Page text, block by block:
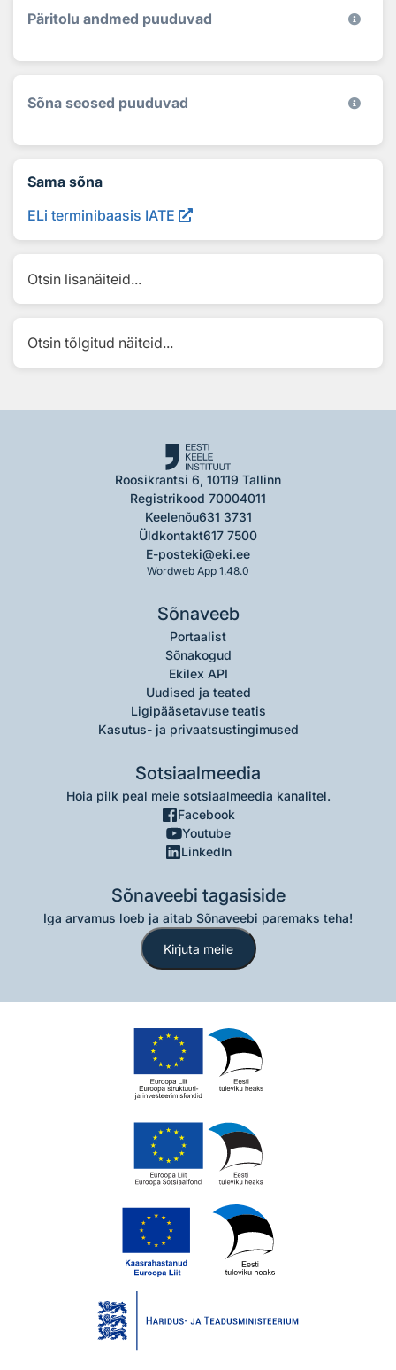
Päritolu andmed puuduvad
Sõna seosed puuduvad
Sama sõna
ELi terminibaasis IATE
Otsin lisanäiteid...
Otsin tõlgitud näiteid...
Roosikrantsi 6, 10119 Tallinn
Registrikood 70004011
Keelenõu631 3731
Üldkontakt617 7500
E-posteki@eki.ee
Wordweb App 1.48.0
Sõnaveeb
Portaalist
Sõnakogud
Ekilex API
Uudised ja teated
Ligipääsetavuse teatis
Kasutus- ja privaatsustingimused
Sotsiaalmeedia
Hoia pilk peal meie sotsiaalmeedia kanalitel.
Facebook
Youtube
LinkedIn
Sõnaveebi tagasiside
Iga arvamus loeb ja aitab Sõnaveebi paremaks teha!
Kirjuta meile